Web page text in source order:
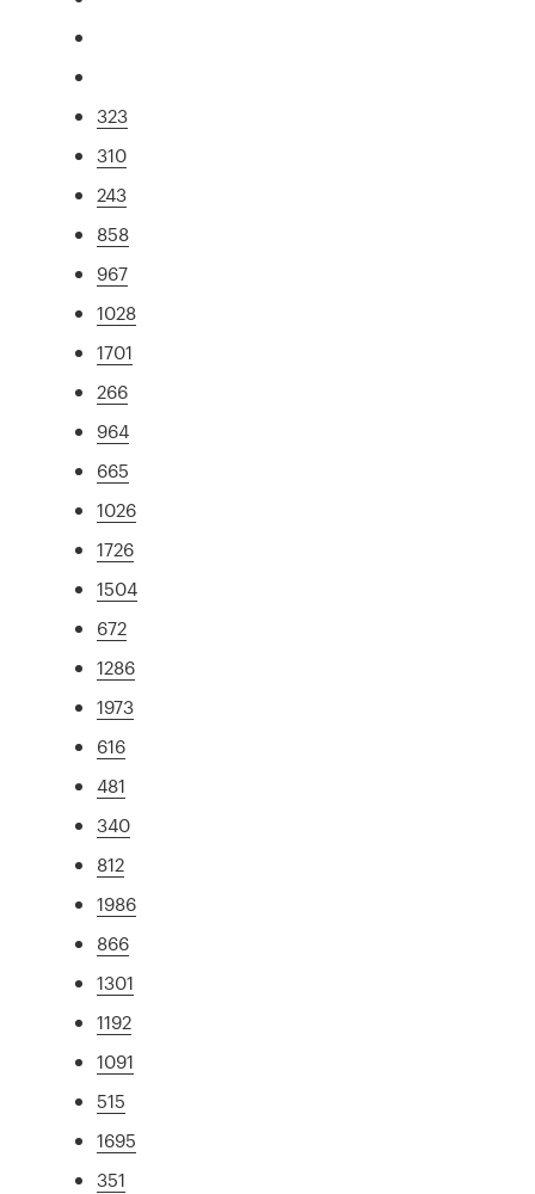
323
310
243
858
967
1028
1701
266
964
665
1026
1726
1504
672
1286
1973
616
481
340
812
1986
866
1301
1192
1091
515
1695
351